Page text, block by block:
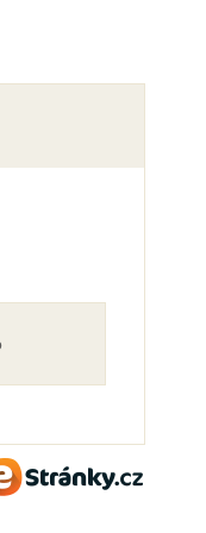
eStránky.cz